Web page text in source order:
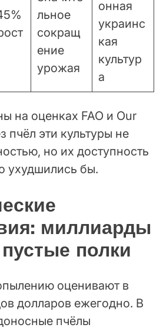
льное
сокращ
ение
урожая
онная
украинс
кая
культур
а
на оценках FAO и Our
пчёл эти культуры не
но их доступность
ухудшились бы.
миллиарды
полки
оценивают в
долларов ежегодно. В
пчёлы